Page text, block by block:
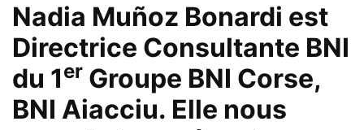
Nadia Muñoz Bonardi est
Directrice Consultante BNI
du 1er Groupe BNI Corse,
BNI Aiacciu. Elle nous